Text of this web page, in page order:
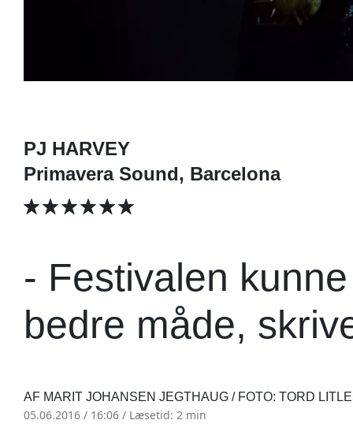
PJ HARVEY
Primavera Sound, Barcelona
- Festivalen
bedre måde,
AF MARIT JOHANSEN JEGTHAUG / FOTO: TORD
05.06.2016 / 16:06 / Læsetid: 2 min